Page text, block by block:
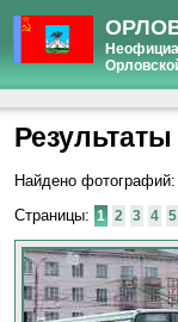
Найдено фотографий:
Страницы: 1 2 3 4 5